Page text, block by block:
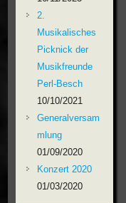
2.
Musikalisches
Picknick der
Musikfreunde
Perl-Besch
10/10/2021
Generalversam
mlung
01/09/2020
Konzert 2020
01/03/2020